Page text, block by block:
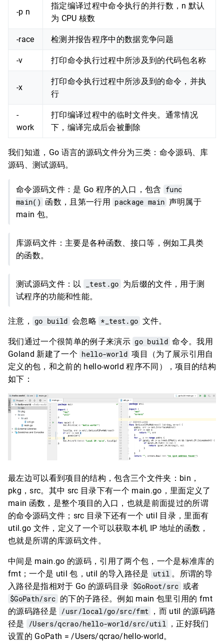
-p n
指定编译过程中命令执行的并行数，n 默认
为 CPU 核数
-race 检测并报告程序中的数据竞争问题
-v 打印命令执行过程中所涉及到的代码包名称
-x
打印命令执行过程中所涉及到的命令，并执
行
-
work
打印编译过程中的临时文件夹。通常情况
下，编译完成后会被删除
我们知道，Go 语言的源码文件分为三类：命令源码、库
源码、测试源码。
命令源码文件：是 Go 程序的入口，包含 func
main() 函数，且第一行用 package main 声明属于
main 包。
库源码文件：主要是各种函数、接口等，例如工具类
的函数。
测试源码文件：以 _test.go 为后缀的文件，用于测
试程序的功能和性能。
注意， go build 会忽略 *_test.go 文件。
我们通过一个很简单的例子来演示 go build 命令。我用
Goland 新建了一个 hello-world 项目（为了展示引用自
定义的包，和之前的 hello-world 程序不同），项目的结构
如下：
最左边可以看到项目的结构，包含三个文件夹：bin，
pkg，src。其中 src 目录下有一个 main.go，里面定义了
main 函数，是整个项目的入口，也就是前面提过的所谓
的命令源码文件；src 目录下还有一个 util 目录，里面有
util.go 文件，定义了一个可以获取本机 IP 地址的函数，
也就是所谓的库源码文件。
中间是 main.go 的源码，引用了两个包，一个是标准库的
fmt；一个是 util 包，util 的导入路径是 util 。所谓的导
入路径是指相对于 Go 的源码目录 $GoRoot/src 或者
$GoPath/src 的下的子路径。例如 main 包里引用的 fmt
的源码路径是 /usr/local/go/src/fmt ，而 util 的源码路
径是
/Users/qcrao/hello-world/src/util ，正好我们
设置的 GoPath = /Users/qcrao/hello-world。